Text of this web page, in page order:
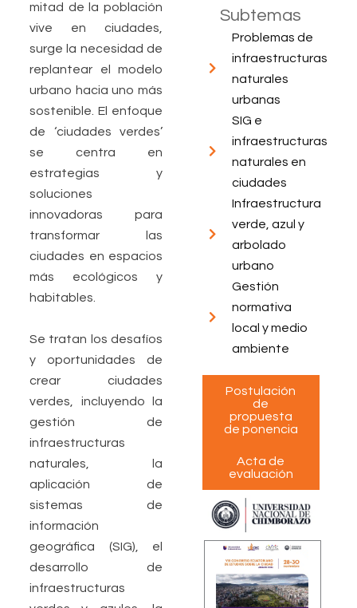
mitad de la población
vive en ciudades,
surge la necesidad de
replantear el modelo
urbano hacia uno más
sostenible. El enfoque
de ‘ciudades verdes’
se centra en
estrategias y
soluciones
innovadoras para
transformar las
ciudades en espacios
más ecológicos y
habitables.
Se tratan los desafíos
y oportunidades de
crear ciudades
verdes, incluyendo la
gestión de
infraestructuras
naturales, la
aplicación de
sistemas de
información
geográfica (SIG), el
desarrollo de
infraestructuras
Subtemas
Problemas de
infraestructuras
naturales
urbanas
SIG e
infraestructuras
naturales en
ciudades
Infraestructura
verde, azul y
arbolado
urbano
Gestión
normativa
local y medio
ambiente
Postulación
de
propuesta
de ponencia
Acta de
evaluación